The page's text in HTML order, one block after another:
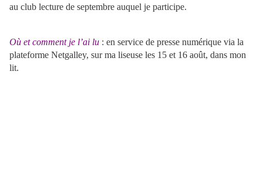
au club lecture de septembre auquel je participe.
Où et comment je l’ai lu : en service de presse numérique via la
plateforme Netgalley, sur ma liseuse les 15 et 16 août, dans mon
lit.